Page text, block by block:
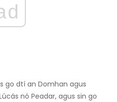
go dtí an Domhan agus
nó Peadar, agus sin go